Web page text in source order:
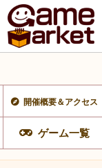
開催概要＆アクセス
ゲーム一覧